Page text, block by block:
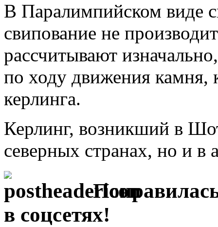
В Паралимпийском виде
свипование не
рассчитывают
по ходу движения камня,
керлинга.
Керлинг, возникший в
северных странах, но и в
в соцсетях!